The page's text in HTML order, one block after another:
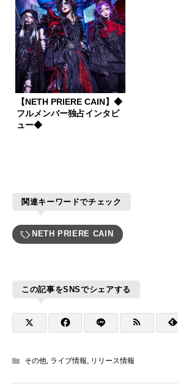
【NETH PRIERE CAIN】◆
フルメンバー独占インタビ
ュー◆
関連キーワードでチェック
NETH PRIERE CAIN
この記事をSNSでシェアする
その他 ライブ情報 リリース情報